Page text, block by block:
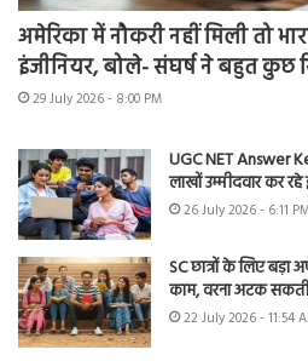
अमेरिका में नौकरी नहीं मिली तो
इंजीनियर, बोले- संघर्ष ने बहुत कुछ
29 July 2026 - 8:00 PM
UGC NET Answer
लाखों उम्मीदवार कर रहे
26 July 2026 - 6:11
SC छात्रों के लिए
काम, वरना अटक
22 July 2026 - 11:54